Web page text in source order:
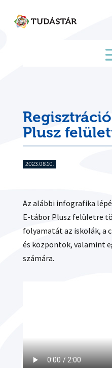
content
Plusz
2023.08.10.
Az alábbi infografika
E-tábor Plusz felületre
folyamatát az iskolák, a
és központok, valamint
számára.